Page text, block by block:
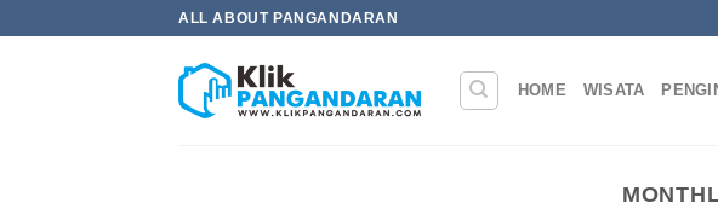
ALL ABOUT PANGANDARAN
HOME WISATA